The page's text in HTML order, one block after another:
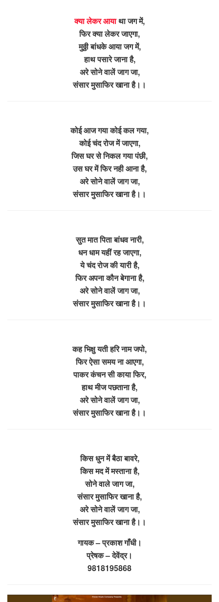
क्या लेकर आयाथा जग में,
फिर क्या लेकर जाएगा,
मुठ्ठी बांधके आया जग में,
हाथ पसारे जाना है,
अरे सोने वालें जाग जा,
संसार मुसाफिर खाना है।।
कोई आज गया कोई कल गया,
कोई चंद रोज में जाएगा,
जिस घर से निकल गया पंछी,
उस घर में फिर नही आना है,
अरे सोने वालें जाग जा,
संसार मुसाफिर खाना है।।
सुत मात पिता बांधव नारी,
धन धाम यहीं रह जाएगा,
ये चंद रोज की यारी है,
फिर अपना कौन बेगाना है,
अरे सोने वालें जाग जा,
संसार मुसाफिर खाना है।।
कह भिक्षु यती हरि नाम जपो,
फिर ऐसा समय ना आएगा,
पाकर कंचन सी काया फिर,
हाथ मीज पछताना है,
अरे सोने वालें जाग जा,
संसार मुसाफिर खाना है।।
किस धुन में बैठा बावरे,
किस मद में मस्ताना है,
सोने वाले जाग जा,
संसार मुसाफिर खाना है,
अरे सोने वालें जाग जा,
संसार मुसाफिर खाना है।।
गायक – प्रकाश गाँधी।
प्रेषक – देवेंद्र।
9818195868